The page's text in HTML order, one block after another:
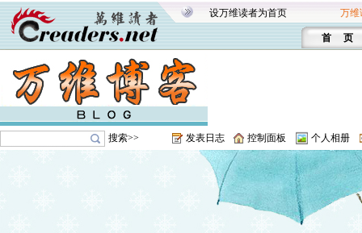
设万维读者为首页 万维
首 页
搜索>> 发表日志 控制面板 个人相册